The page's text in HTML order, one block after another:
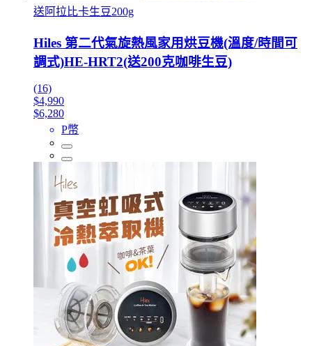
送阿拉比卡生豆200g
Hiles 第二代氣旋熱風家用烘豆機(溫度/時間可
調式)HE-HRT2(送200克咖啡生豆)
(16)
$4,990
$6,280
P幣